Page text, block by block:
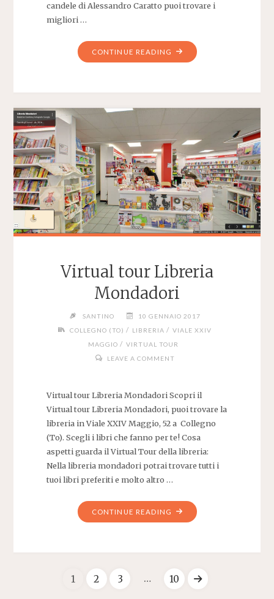
candele di Alessandro Caratto puoi trovare i
migliori …
CONTINUE READING "VIRTUAL
DELLE
CANDELE"
Virtual tour Libreria
Mondadori
SANTINO
10 GENNAIO 2017
COLLEGNO (TO) / LIBRERIA / VIALE XXIV
MAGGIO / VIRTUAL TOUR
LEAVE A COMMENT
Virtual tour Libreria Mondadori Scopri il
Virtual tour Libreria Mondadori, puoi trovare la
libreria in Viale XXIV Maggio, 52 a Collegno
(To). Scegli i libri che fanno per te! Cosa
aspetti guarda il Virtual Tour della libreria:
Nella libreria mondadori potrai trovare tutti i
tuoi libri preferiti e molto altro …
CONTINUE READING "VIRTUAL
TOUR
MONDADORI"
1 2 3 … 10